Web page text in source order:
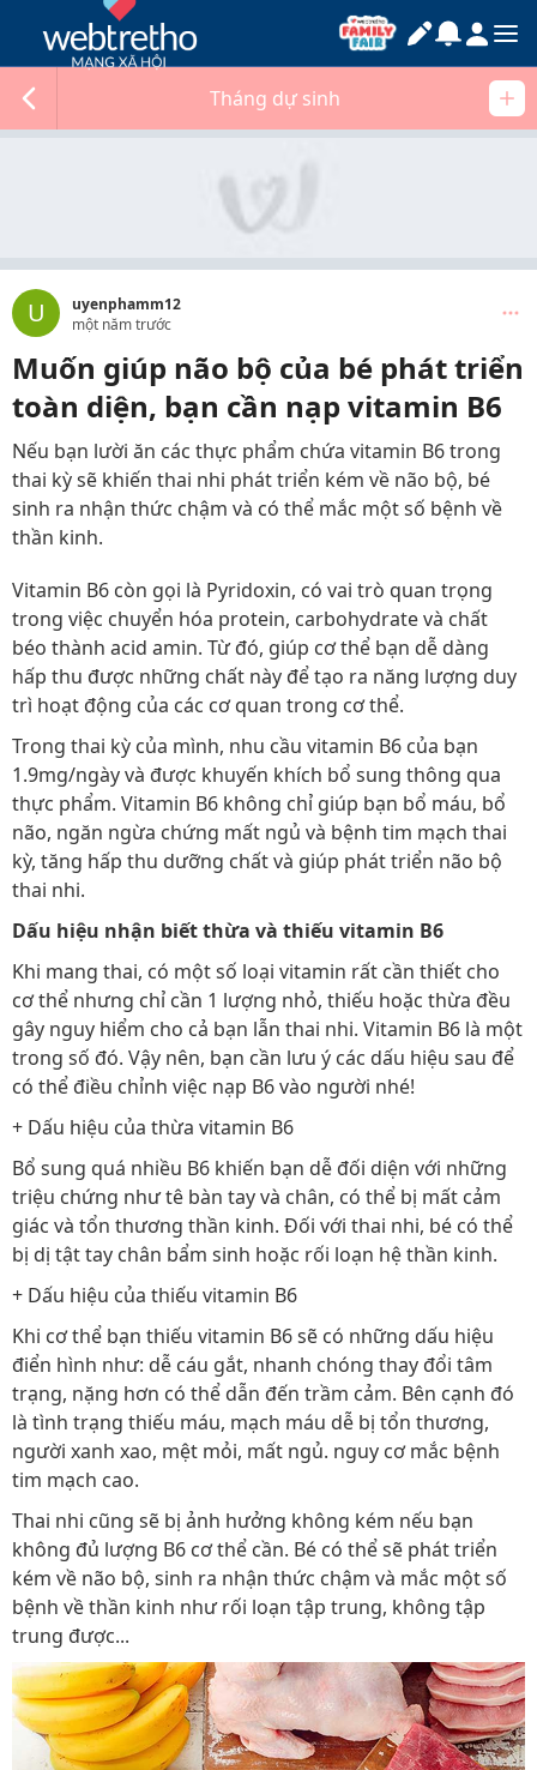
Tháng dự sinh
U
uyenphamm12
một năm trước
Muốn giúp não bộ của bé phát triển
toàn diện, bạn cần nạp vitamin B6
Nếu bạn lười ăn các thực phẩm chứa vitamin B6 trong
thai kỳ sẽ khiến thai nhi phát triển kém về não bộ, bé
sinh ra nhận thức chậm và có thể mắc một số bệnh về
thần kinh.
Vitamin B6 còn gọi là Pyridoxin, có vai trò quan trọng
trong việc chuyển hóa protein, carbohydrate và chất
béo thành acid amin. Từ đó, giúp cơ thể bạn dễ dàng
hấp thu được những chất này để tạo ra năng lượng duy
trì hoạt động của các cơ quan trong cơ thể.
Trong thai kỳ của mình, nhu cầu vitamin B6 của bạn
1.9mg/ngày và được khuyến khích bổ sung thông qua
thực phẩm. Vitamin B6 không chỉ giúp bạn bổ máu, bổ
não, ngăn ngừa chứng mất ngủ và bệnh tim mạch thai
kỳ, tăng hấp thu dưỡng chất và giúp phát triển não bộ
thai nhi.
Dấu hiệu nhận biết thừa và thiếu vitamin B6
Khi mang thai, có một số loại vitamin rất cần thiết cho
cơ thể nhưng chỉ cần 1 lượng nhỏ, thiếu hoặc thừa đều
gây nguy hiểm cho cả bạn lẫn thai nhi. Vitamin B6 là một
trong số đó. Vậy nên, bạn cần lưu ý các dấu hiệu sau để
có thể điều chỉnh việc nạp B6 vào người nhé!
+ Dấu hiệu của thừa vitamin B6
Bổ sung quá nhiều B6 khiến bạn dễ đối diện với những
triệu chứng như tê bàn tay và chân, có thể bị mất cảm
giác và tổn thương thần kinh. Đối với thai nhi, bé có thể
bị dị tật tay chân bẩm sinh hoặc rối loạn hệ thần kinh.
+ Dấu hiệu của thiếu vitamin B6
Khi cơ thể bạn thiếu vitamin B6 sẽ có những dấu hiệu
điển hình như: dễ cáu gắt, nhanh chóng thay đổi tâm
trạng, nặng hơn có thể dẫn đến trầm cảm. Bên cạnh đó
là tình trạng thiếu máu, mạch máu dễ bị tổn thương,
người xanh xao, mệt mỏi, mất ngủ. nguy cơ mắc bệnh
tim mạch cao.
Thai nhi cũng sẽ bị ảnh hưởng không kém nếu bạn
không đủ lượng B6 cơ thể cần. Bé có thể sẽ phát triển
kém về não bộ, sinh ra nhận thức chậm và mắc một số
bệnh về thần kinh như rối loạn tập trung, không tập
trung được...